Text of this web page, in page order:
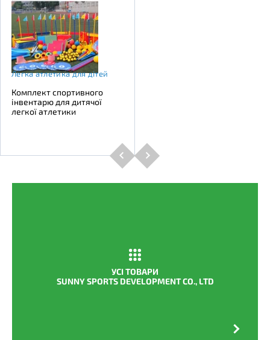
Легка атлетика для дітей
Комплект спортивного
інвентарю для дитячої
легкої атлетики
УСІ ТОВАРИ
SUNNY SPORTS DEVELOPMENT CO., LTD